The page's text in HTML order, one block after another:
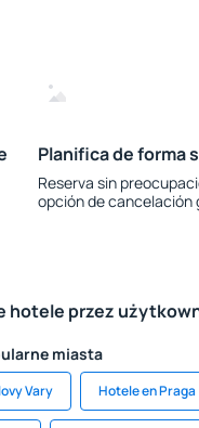
Planifica de forma
Reserva sin
opción de cancelación
hotele przez
miasta
Vary Hotele en Praga